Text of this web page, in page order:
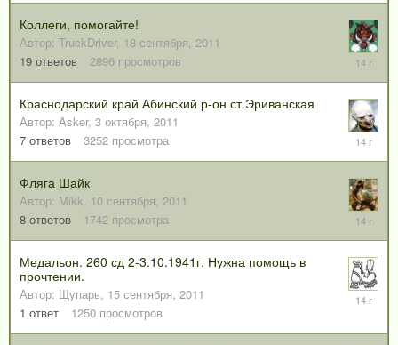
2011
Коллеги, помогайте!
Автор: TruckDriver, 18 сентября, 2011
19 ответов 2896 просмотров
28
2011
Краснодарский край Абинский р-он ст.Эриванская
Автор: Asker, 3 октября, 2011
7 ответов 3252 просмотра
2011
Фляга Шайк
Автор: Mikk, 10 сентября, 2011
8 ответов 1742 просмотра
15
2011
Медальон. 260 сд 2-3.10.1941г. Нужна помощь в
прочтении.
Автор: Щупарь, 15 сентября, 2011
1 ответ 1250 просмотров
15